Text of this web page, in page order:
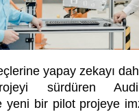
yapay zekayı
sürdüren
yeni bir pilot projeye